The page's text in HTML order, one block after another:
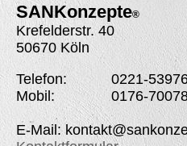
SANKonzepte®
Krefelderstr. 40
50670 Köln
Telefon: 0221-
Mobil: 0176-
E-Mail: